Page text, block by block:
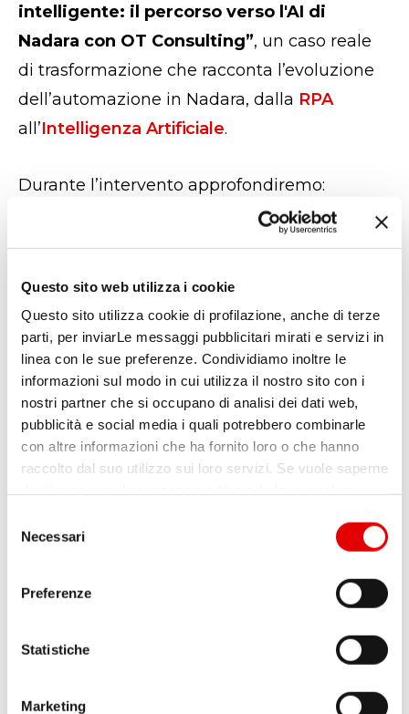
Questo sito web utilizza i cookie
Questo sito utilizza cookie di profilazione, anche di terze
parti, per inviarLe messaggi pubblicitari mirati e servizi in
linea con le sue preferenze. Condividiamo inoltre le
informazioni sul modo in cui utilizza il nostro sito con i
nostri partner che si occupano di analisi dei dati web,
pubblicità e social media i quali potrebbero combinarle
con altre informazioni che ha fornito loro o che hanno
raccolto dal suo utilizzo sui loro servizi. Se vuole saperne
sul tasto “Accetta tutti”. Se non vuole i cookie di
Necessari
Preferenze
Statistiche
Marketing
intelligente: il percorso verso l'AI di
Nadara con OT Consulting”, un caso reale
di trasformazione che racconta l’evoluzione
dell’automazione in Nadara, dalla RPA
all’Intelligenza Artificiale.
Durante l’intervento approfondiremo:
il percorso di crescita dall’automazione
come scalare l’Intelligent Process
Automation in modo sostenibile,
la metodologia adottata, i risultati
ottenuti e le prospettive future nel
settore Energy.
Speakers:
Angelo Sala
Strategic Account
IPA 2026 sarà un’occasione per condividere